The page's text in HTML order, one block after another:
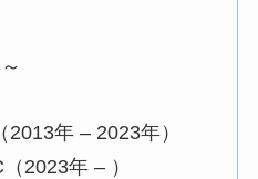
年 – 2023年）
2023年 – ）